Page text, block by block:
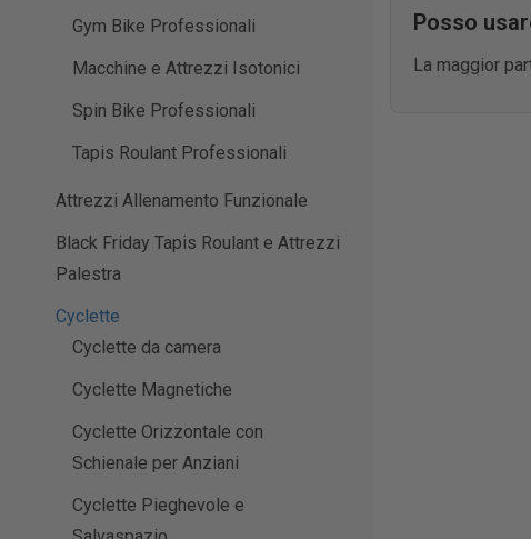
Gym Bike Professionali
Macchine e Attrezzi Isotonici
Spin Bike Professionali
Tapis Roulant Professionali
Attrezzi Allenamento Funzionale
Black Friday Tapis Roulant e Attrezzi
Palestra
Cyclette
Cyclette da camera
Cyclette Magnetiche
Cyclette Orizzontale con
Schienale per Anziani
Cyclette Pieghevole e
Posso
La maggior